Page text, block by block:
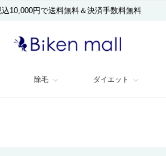
込10,000円で送料無料＆決済手数料無料
除毛 ダイエット